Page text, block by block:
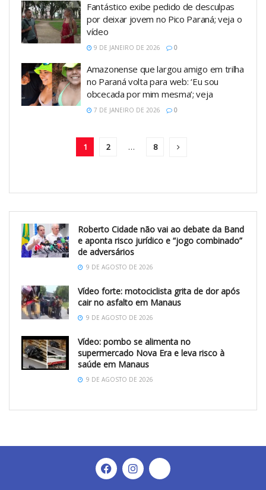
Fantástico exibe pedido de desculpas
por deixar jovem no Pico Paraná; veja o
vídeo
9 DE JANEIRO DE 2026 0
Amazonense que largou amigo em trilha
no Paraná volta para web: ‘Eu sou
obcecada por mim mesma’; veja
7 DE JANEIRO DE 2026 0
1 2 … 8
Roberto Cidade não vai ao debate da Band
e aponta risco jurídico e “jogo combinado”
de adversários
9 DE AGOSTO DE 2026
Vídeo forte: motociclista grita de dor após
cair no asfalto em Manaus
9 DE AGOSTO DE 2026
Vídeo: pombo se alimenta no
supermercado Nova Era e leva risco à
saúde em Manaus
9 DE AGOSTO DE 2026